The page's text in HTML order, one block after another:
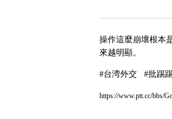
操作這麼崩壞根本
來越明顯。
#台湾外交 #批踢踢
https://www.ptt.cc/bbs/